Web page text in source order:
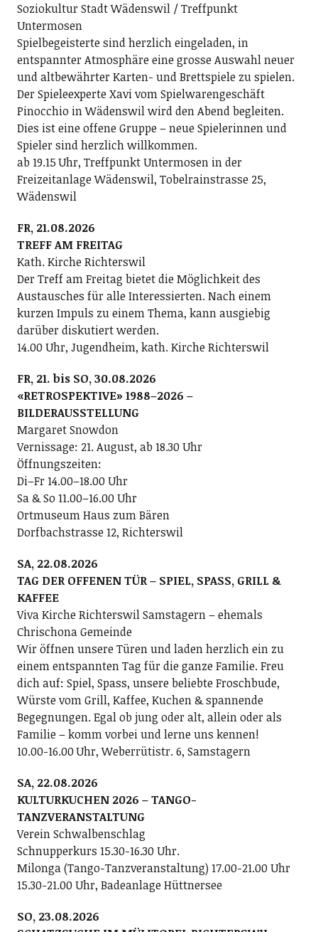
Soziokultur Stadt Wädenswil / Treffpunkt
Untermosen
Spielbegeisterte sind herzlich eingeladen, in
entspannter Atmosphäre eine grosse Auswahl neuer
und altbewährter Karten- und Brettspiele zu spielen.
Der Spieleexperte Xavi vom Spielwarengeschäft
Pinocchio in Wädenswil wird den Abend begleiten.
Dies ist eine offene Gruppe – neue Spielerinnen und
Spieler sind herzlich willkommen.
ab 19.15 Uhr, Treffpunkt Untermosen in der
Freizeitanlage Wädenswil, Tobelrainstrasse 25,
Wädenswil
FR, 21.08.2026
TREFF AM FREITAG
Kath. Kirche Richterswil
Der Treff am Freitag bietet die Möglichkeit des
Austausches für alle Interessierten. Nach einem
kurzen Impuls zu einem Thema, kann ausgiebig
darüber diskutiert werden.
14.00 Uhr, Jugendheim, kath. Kirche Richterswil
FR, 21. bis SO, 30.08.2026
«RETROSPEKTIVE» 1988–2026 –
BILDERAUSSTELLUNG
Margaret Snowdon
Vernissage: 21. August, ab 18.30 Uhr
Öffnungszeiten:
Di–Fr 14.00–18.00 Uhr
Sa & So 11.00–16.00 Uhr
Ortmuseum Haus zum Bären
Dorfbachstrasse 12, Richterswil
SA, 22.08.2026
TAG DER OFFENEN TÜR – SPIEL, SPASS, GRILL &
KAFFEE
Viva Kirche Richterswil Samstagern – ehemals
Chrischona Gemeinde
Wir öffnen unsere Türen und laden herzlich ein zu
einem entspannten Tag für die ganze Familie. Freu
dich auf: Spiel, Spass, unsere beliebte Froschbude,
Würste vom Grill, Kaffee, Kuchen & spannende
Begegnungen. Egal ob jung oder alt, allein oder als
Familie – komm vorbei und lerne uns kennen!
10.00-16.00 Uhr, Weberrütistr. 6, Samstagern
SA, 22.08.2026
KULTURKUCHEN 2026 – TANGO-
TANZVERANSTALTUNG
Verein Schwalbenschlag
Schnupperkurs 15.30-16.30 Uhr.
Milonga (Tango-Tanzveranstaltung) 17.00-21.00 Uhr
15.30-21.00 Uhr, Badeanlage Hüttnersee
SO, 23.08.2026